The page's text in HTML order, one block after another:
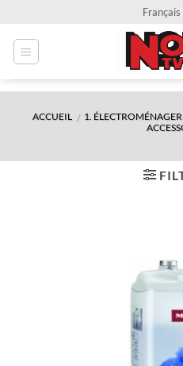
contenu
Français
ACCUEIL / 1. ÉLECTROMÉNAGER